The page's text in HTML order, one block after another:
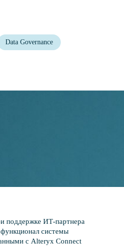
Data Governance
поддержке ИТ-партнера
системы
с Alteryx Connect